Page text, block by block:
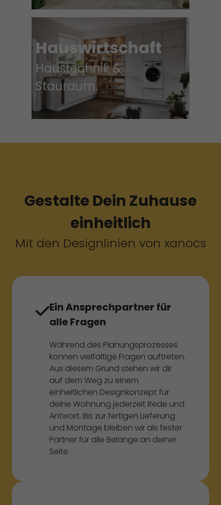
Hauswirtschaft
Haustechnik &
Stauraum.
Gestalte Dein Zuhause
einheitlich
Mit den Designlinien von xanocs
Ein Ansprechpartner für
alle Fragen
Während des Planungsprozesses
können vielfältige Fragen auftreten.
Aus diesem Grund stehen wir dir
auf dem Weg zu einem
einheitlichen Designkonzept für
deine Wohnung jederzeit Rede und
Antwort. Bis zur fertigen Lieferung
und Montage bleiben wir als fester
Partner für alle Belange an deiner
Seite.